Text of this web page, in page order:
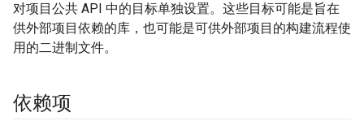
对项目公共 API 中的目标单独设置。这些目标可能是旨在
供外部项目依赖的库，也可能是可供外部项目的构建流程使
用的二进制文件。
依赖项